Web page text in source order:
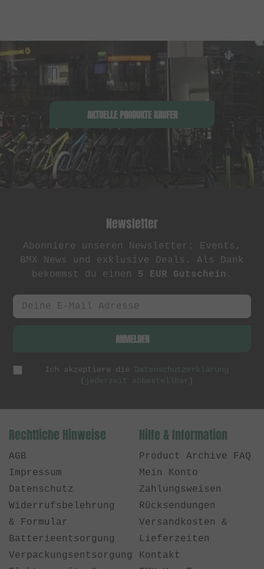
AKTUELLE PRODUKTE KAUFEN
Newsletter
Abonniere unseren Newsletter: Events,
BMX News und exklusive Deals. Als Dank
bekommst du einen 5 EUR Gutschein .
ANMELDEN
Ich akzeptiere die
Datenschutzerklärung
(
jederzeit abbestellbar )
Rechtliche Hinweise
AGB
Impressum
Datenschutz
Widerrufsbelehrung
& Formular
Batterieentsorgung
Verpackungsentsorgung
Hilfe & Information
Product Archive FAQ
Mein Konto
Zahlungsweisen
Rücksendungen
Versandkosten &
Lieferzeiten
Kontakt